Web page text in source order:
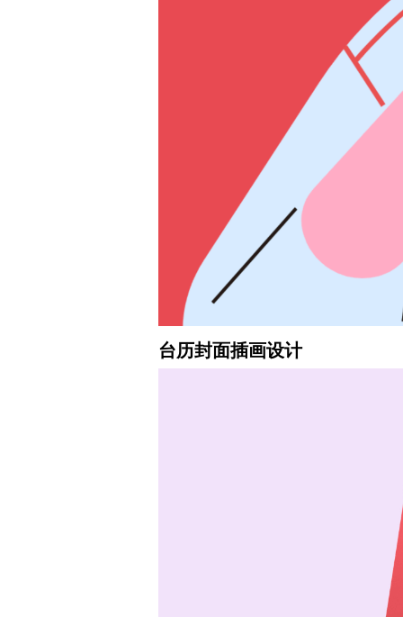
台历封面插画设计